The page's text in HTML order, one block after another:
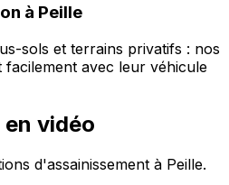
à Peille
sols et terrains privatifs : nos
avec leur véhicule
vidéo
d'assainissement à Peille.